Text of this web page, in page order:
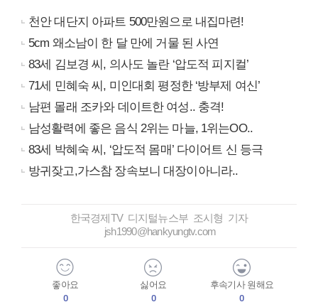
천안 대단지 아파트 500만원으로 내집마련!
5cm 왜소남이 한 달 만에 거물 된 사연
83세 김보경 씨, 의사도 놀란 ‘압도적 피지컬’
71세 민혜숙 씨, 미인대회 평정한 ‘방부제 여신’
남편 몰래 조카와 데이트한 여성.. 충격!
남성활력에 좋은 음식 2위는 마늘, 1위는OO..
83세 박혜숙 씨, ‘압도적 몸매’ 다이어트 신 등극
방귀잦고,가스참 장속보니 대장이아니라..
한국경제TV 디지털뉴스부 조시형 기자
jsh1990@hankyungtv.com
좋아요
0
싫어요
0
후속기사 원해요
0